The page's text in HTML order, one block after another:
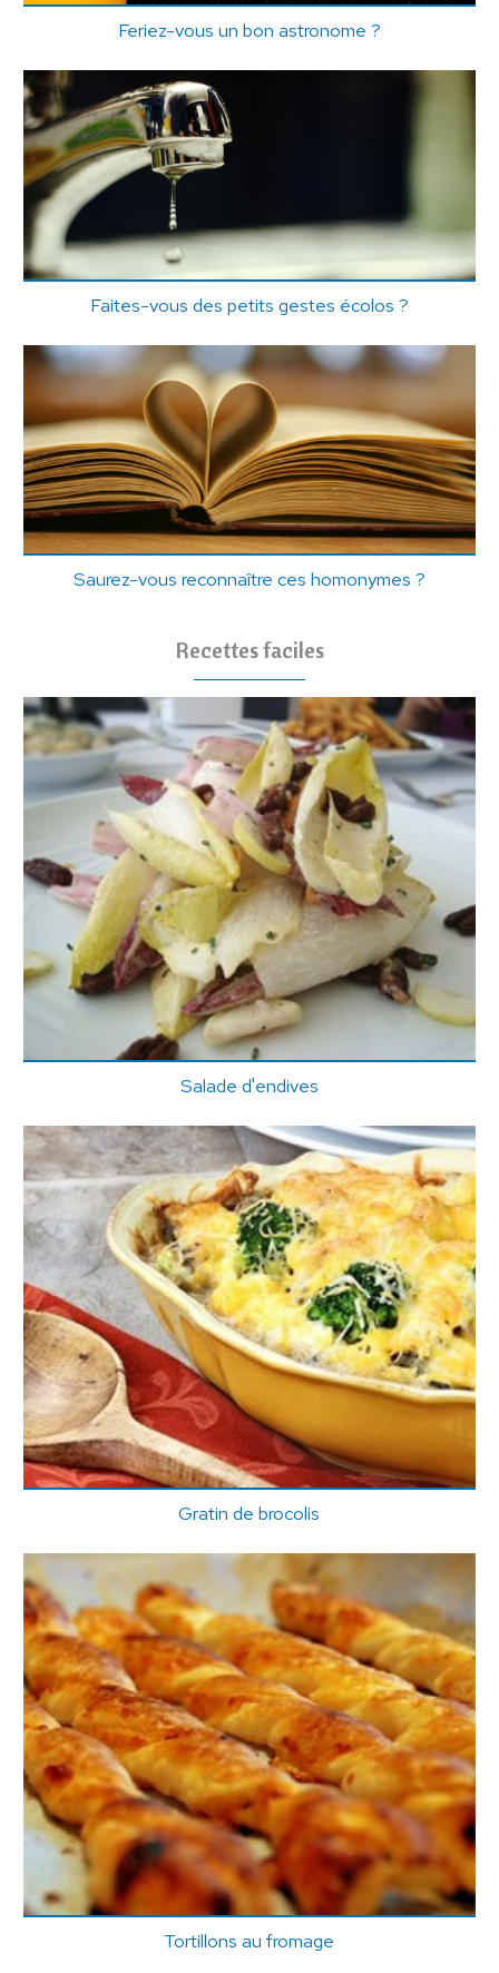
Feriez-vous un bon astronome ?
Faites-vous des petits gestes écolos ?
Saurez-vous reconnaître ces homonymes ?
Recettes faciles
Salade d'endives
Gratin de brocolis
Tortillons au fromage